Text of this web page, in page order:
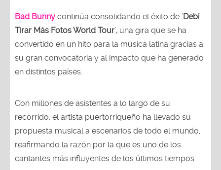
Bad Bunny continúa consolidando el éxito de 'Debí
Tirar Más Fotos World Tour', una gira que se ha
convertido en un hito para la música latina gracias a
su gran convocatoria y al impacto que ha generado
en distintos países.
Con millones de asistentes a lo largo de su
recorrido, el artista puertorriqueño ha llevado su
propuesta musical a escenarios de todo el mundo,
reafirmando la razón por la que es uno de los
cantantes más influyentes de los últimos tiempos.